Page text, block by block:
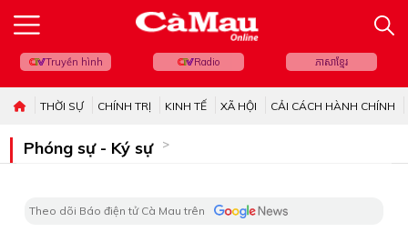
Truyền hình Radio ភាសាខ្មែរ
THỜI SỰ CHÍNH TRỊ KINH TẾ XÃ HỘI CẢI CÁCH HÀNH CHÍNH
Phóng sự - Ký sự
Theo dõi Báo điện tử Cà Mau trên